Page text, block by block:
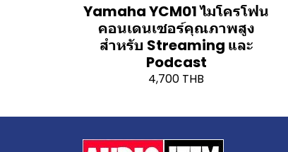
Yamaha YCM01 ไมโครโฟน
คอนเดนเซอร์คุณภาพสูง
สำหรับ Streaming และ
Podcast
4,700 THB